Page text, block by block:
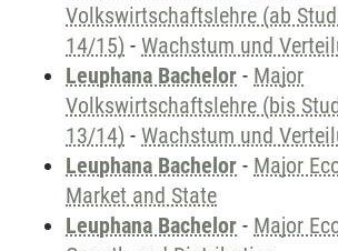
Volkswirtschaftslehre (ab
14/15) - Wachstum und
Leuphana Bachelor - Major
Volkswirtschaftslehre (bis
13/14) - Wachstum und
Leuphana Bachelor - Major
Market and State
Leuphana Bachelor - Major